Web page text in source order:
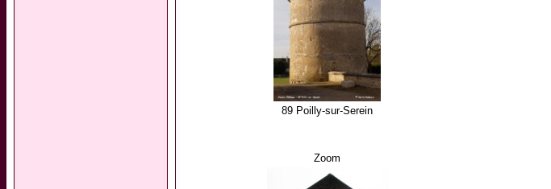
89 Poilly-sur-Serein
Zoom